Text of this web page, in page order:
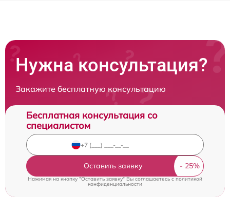
Нужна консультация?
Закажите бесплатную консультацию
Бесплатная консультация со
специалистом
Оставить заявку
Нажимая на кнопку "Оставить заявку" Вы соглашаетесь c политикой
конфиденциальности